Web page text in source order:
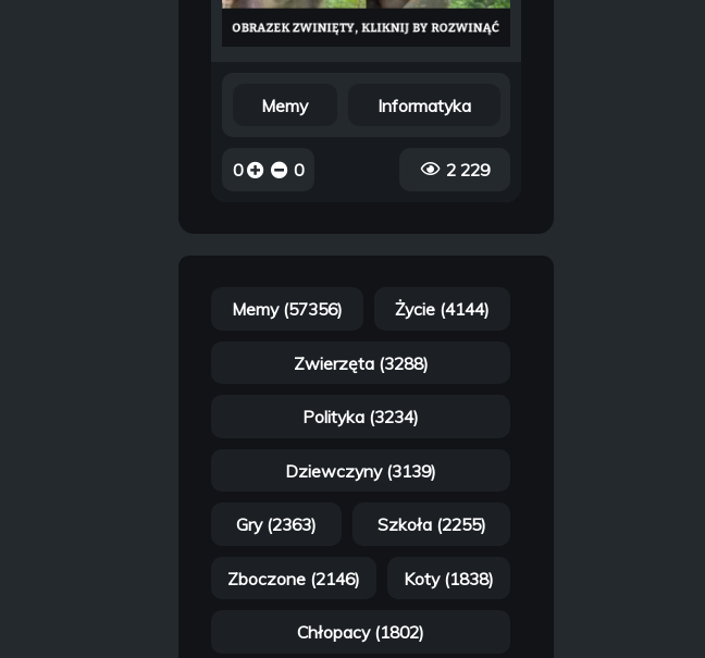
Memy Informatyka
0 0 2 229
Memy (57356) Życie (4144)
Zwierzęta (3288)
Polityka (3234)
Dziewczyny (3139)
Gry (2363) Szkoła (2255)
Zboczone (2146) Koty (1838)
Chłopacy (1802)